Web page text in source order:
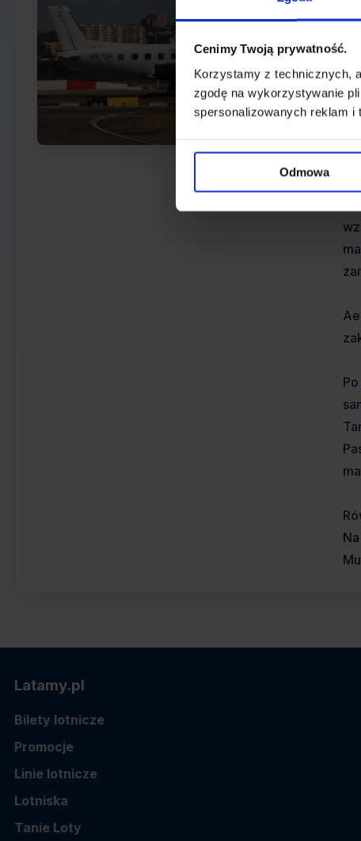
Cenimy Twoją prywatność.
Korzystamy z technicznych,
zgodę na wykorzystywanie
spersonalizowanych reklam i
Odmowa
Latamy.pl
Bilety lotnicze
Promocje
Linie lotnicze
Lotniska
Tanie Loty